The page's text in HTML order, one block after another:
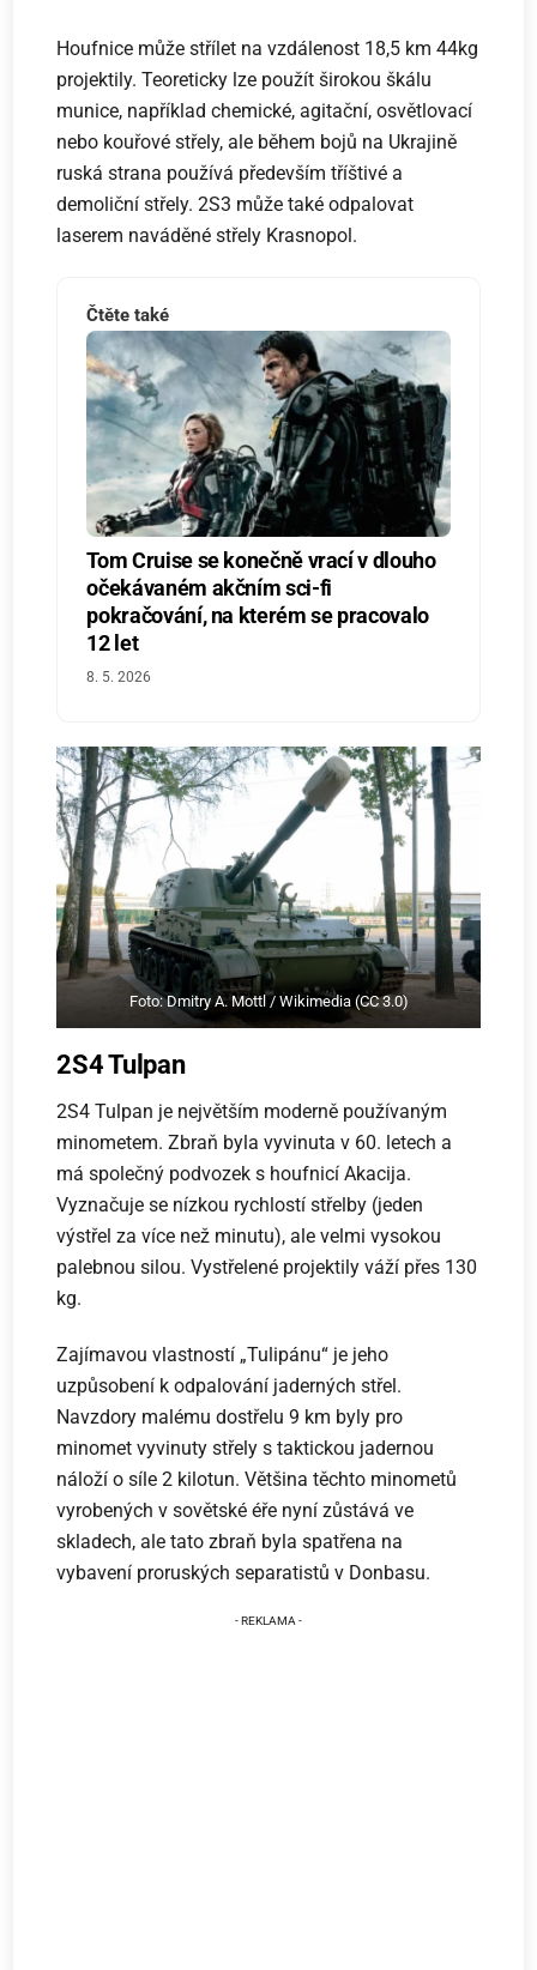
Houfnice může střílet na vzdálenost 18,5 km 44kg
projektily. Teoreticky lze použít širokou škálu
munice, například chemické, agitační, osvětlovací
nebo kouřové střely, ale během bojů na Ukrajině
ruská strana používá především tříštivé a
demoliční střely. 2S3 může také odpalovat
laserem naváděné střely Krasnopol.
Čtěte také
Tom Cruise se konečně vrací v dlouho
očekávaném akčním sci-fi
pokračování, na kterém se pracovalo
12 let
8. 5. 2026
Foto: Dmitry A. Mottl / Wikimedia (CC 3.0)
2S4 Tulpan
2S4 Tulpan je největším moderně používaným
minometem. Zbraň byla vyvinuta v 60. letech a
má společný podvozek s houfnicí Akacija.
Vyznačuje se nízkou rychlostí střelby (jeden
výstřel za více než minutu), ale velmi vysokou
palebnou silou. Vystřelené projektily váží přes 130
kg.
Zajímavou vlastností „Tulipánu“ je jeho
uzpůsobení k odpalování jaderných střel.
Navzdory malému dostřelu 9 km byly pro
minomet vyvinuty střely s taktickou jadernou
náloží o síle 2 kilotun. Většina těchto minometů
vyrobených v sovětské éře nyní zůstává ve
skladech, ale tato zbraň byla spatřena na
vybavení proruských separatistů v Donbasu.